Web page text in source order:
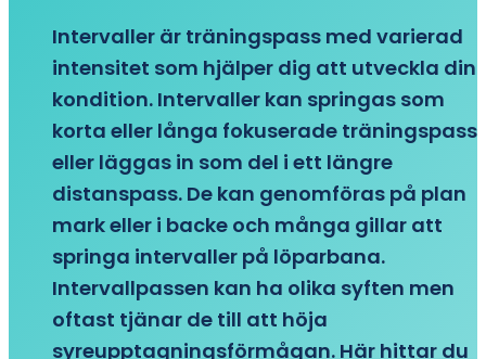
Intervaller är träningspass med varierad
intensitet som hjälper dig att utveckla din
kondition. Intervaller kan springas som
korta eller långa fokuserade träningspass
eller läggas in som del i ett längre
distanspass. De kan genomföras på plan
mark eller i backe och många gillar att
springa intervaller på löparbana.
Intervallpassen kan ha olika syften men
oftast tjänar de till att höja
syreupptagningsförmågan. Här hittar du